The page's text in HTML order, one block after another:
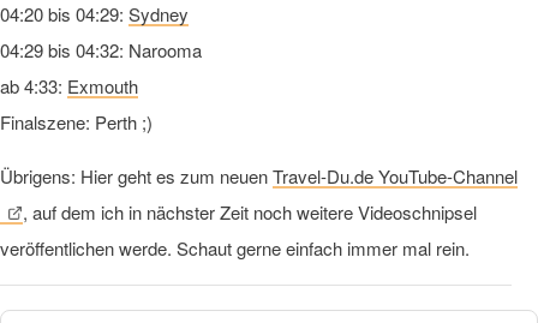
04:20 bis 04:29: Sydney
04:29 bis 04:32: Narooma
ab 4:33: Exmouth
Finalszene: Perth ;)
Übrigens: Hier geht es zum neuenTravel-Du.de YouTube-Channel
, auf dem ich in nächster Zeit noch weitere Videoschnipsel
veröffentlichen werde. Schaut gerne einfach immer mal rein.